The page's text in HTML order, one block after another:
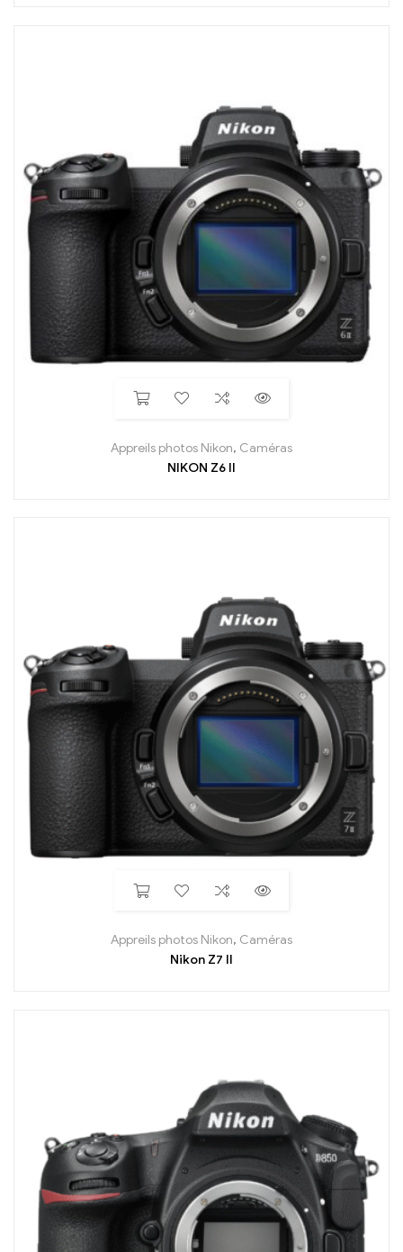
Appreils photos Nikon, Caméras
NIKON Z6 II
Appreils photos Nikon, Caméras
Nikon Z7 II